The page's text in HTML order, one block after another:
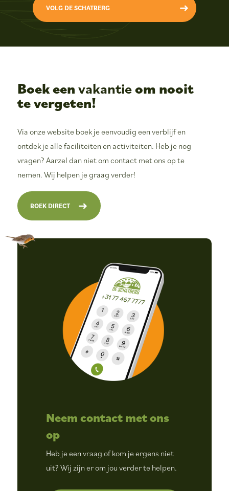
VOLG DE SCHATBERG
Boek eenvakantieom nooit
te vergeten!
Via onze website boek je eenvoudig een verblijf en
ontdek je alle faciliteiten en activiteiten. Heb je nog
vragen? Aarzel dan niet om contact met ons op te
nemen. Wij helpen je graag verder!
BOEK DIRECT
Neem contact met ons
op
Heb je een vraag of kom je ergens niet
uit? Wij zijn er om jou verder te helpen.